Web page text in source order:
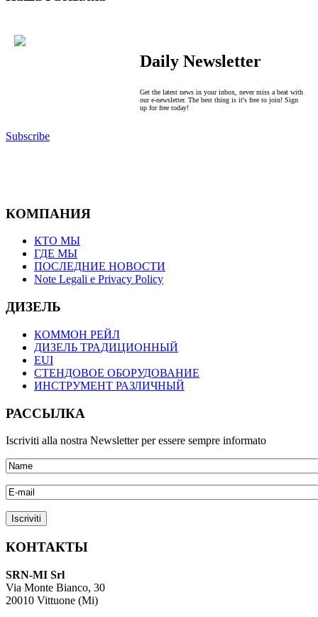
Daily Newsletter
Get the latest news in your inbox, never miss a beat with
our e-newsletter. The best thing is it's free to join! Sign
up for free today!
Subscribe
КОМПАНИЯ
КТО МЫ
ГДЕ МЫ
ПОСЛЕДНИЕ НОВОСТИ
Note Legali e Privacy Policy
ДИЗЕЛЬ
КОММОН РЕЙЛ
ДИЗЕЛЬ ТРАДИЦИОННЫЙ
EUI
СТЕНДОВОЕ ОБОРУДОВАНИЕ
ИНСТРУМЕНТ РАЗЛИЧНЫЙ
РАССЫЛКА
Iscriviti alla nostra Newsletter per essere sempre informato
КОНТАКТЫ
SRN-MI Srl
Via Monte Bianco, 30
20010 Vittuone (Mi)